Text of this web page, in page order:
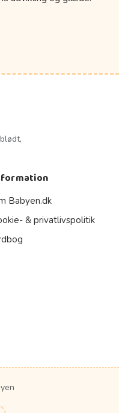
Babyen.dk
& privatlivspolitik